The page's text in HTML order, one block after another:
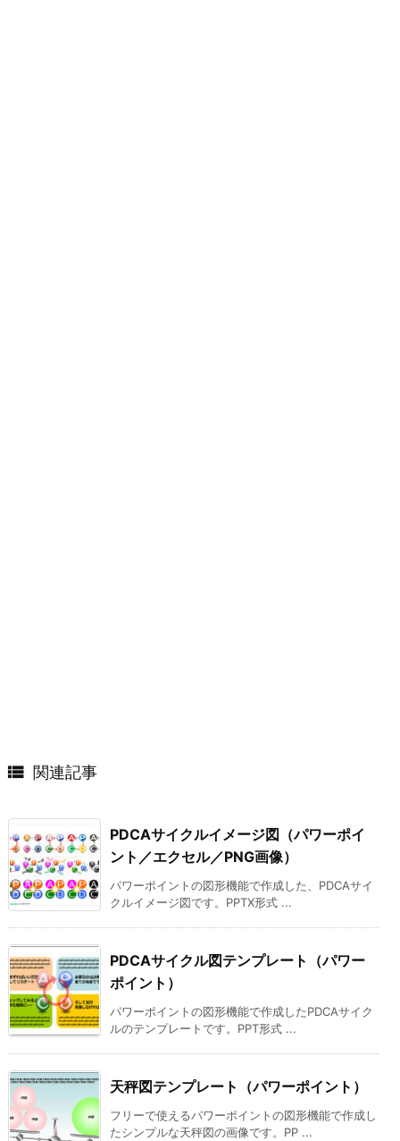
 関連記事
PDCAサイクルイメージ図（パワーポイ
ント／エクセル／PNG画像）
パワーポイントの図形機能で作成した、PDCAサイ
クルイメージ図です。PPTX形式 ...
PDCAサイクル図テンプレート（パワー
ポイント）
パワーポイントの図形機能で作成したPDCAサイク
ルのテンプレートです。PPT形式 ...
天秤図テンプレート（パワーポイント）
フリーで使えるパワーポイントの図形機能で作成し
たシンプルな天秤図の画像です。PP ...